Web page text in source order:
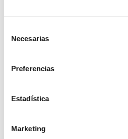
Necesarias
Preferencias
Estadística
Marketing
cambio bancario o
solo por correo electrónico.
pagos. Haz revisiones
por correo electrónico.
puede evitar una